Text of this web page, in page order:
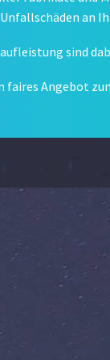
an
sind
faires Angebot